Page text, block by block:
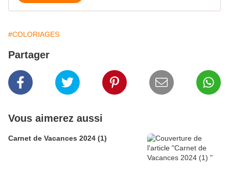
#COLORIAGES
Partager
Vous aimerez aussi
Carnet de Vacances 2024 (1)